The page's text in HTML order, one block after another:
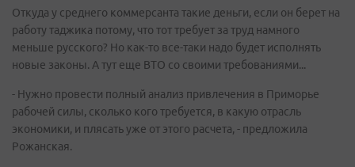
Откуда у среднего коммерсанта такие деньги, если он берет на
работу таджика потому, что тот требует за труд намного
меньше русского? Но как-то все-таки надо будет исполнять
новые законы. А тут еще ВТО со своими требованиями...
- Нужно провести полный анализ привлечения в Приморье
рабочей силы, сколько кого требуется, в какую отрасль
экономики, и плясать уже от этого расчета, - предложила
Рожанская.